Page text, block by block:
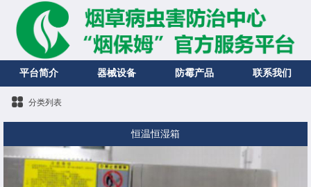
平台简介 器械设备 防霉产品 联系我们
分类列表
恒温恒湿箱